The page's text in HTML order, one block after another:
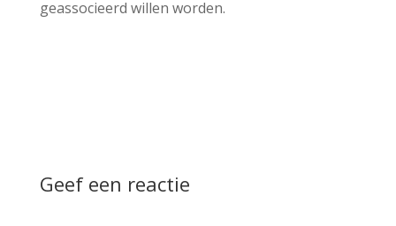
geassocieerd willen worden.
Geef een reactie